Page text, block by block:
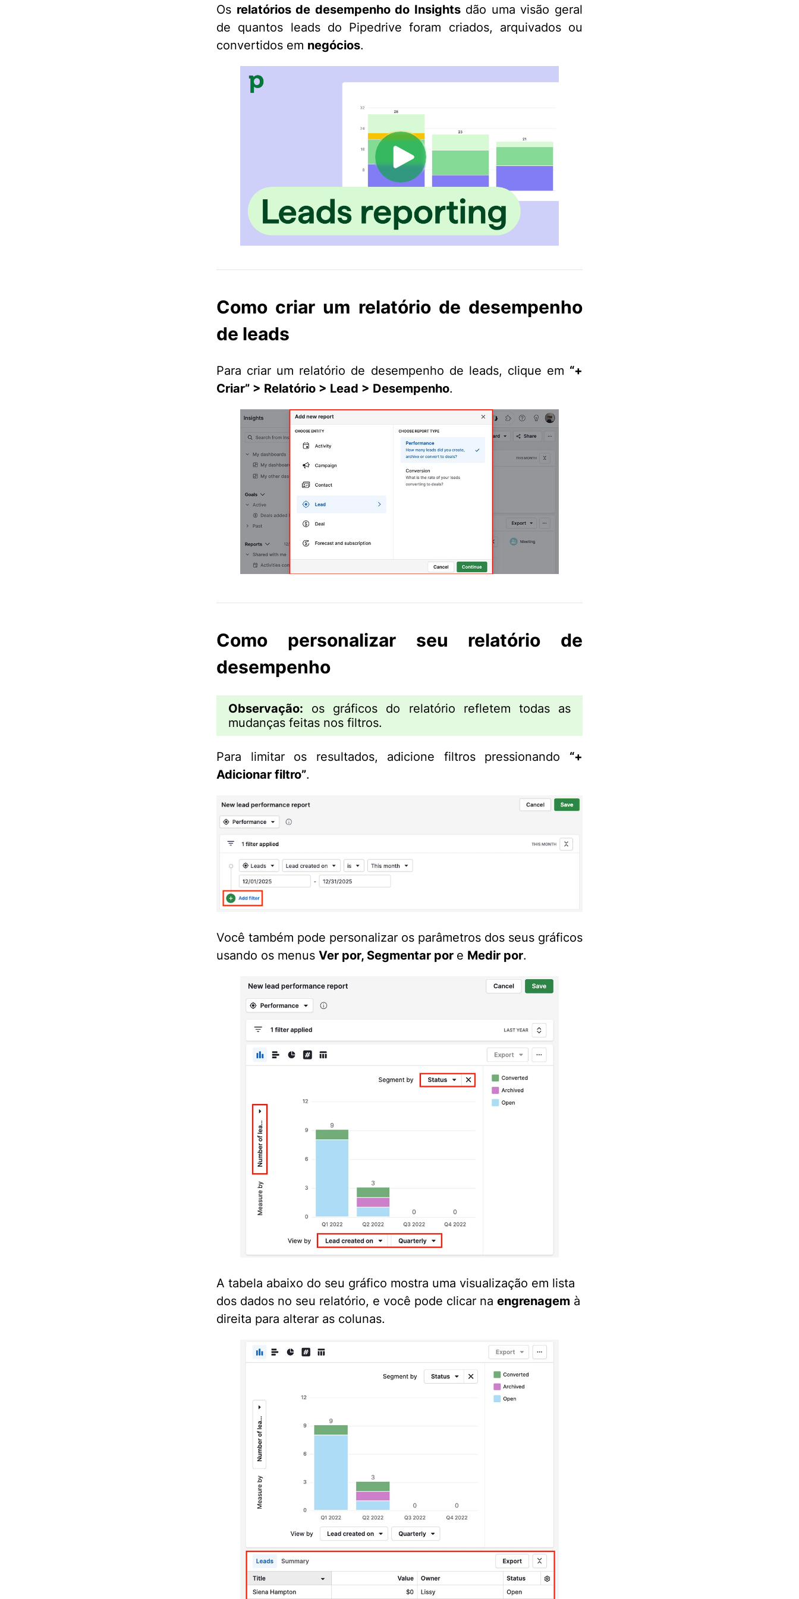
Os relatórios de desempenho do Insightsdão uma visão geral
de quantos leads do Pipedrive foram criados, arquivados ou
convertidos em negócios.
Como criar um relatório de desempenho
de leads
Para criar um relatório de desempenho de leads, clique em “+
Criar” > Relatório > Lead > Desempenho.
Como personalizar seu relatório de
desempenho
Observação: os gráficos do relatório refletem todas as
mudanças feitas nos filtros.
Para limitar os resultados, adicione filtros pressionando “+
Adicionar filtro”.
Você também pode personalizar os parâmetros dos seus gráficos
usando os menus Ver por, Segmentar por e Medir por.
A tabela abaixo do seu gráfico mostra uma visualização em lista
dos dados no seu relatório, e você pode clicar na engrenagem à
direita para alterar as colunas.